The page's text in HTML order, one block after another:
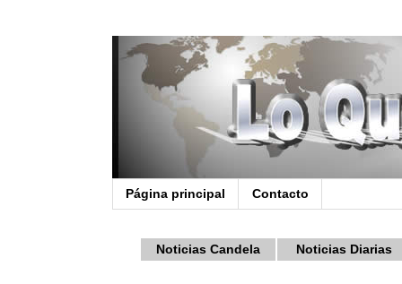
Página principal Contacto
Noticias Candela Noticias Diarias